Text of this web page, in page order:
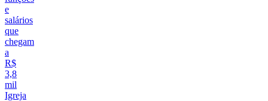
e
salários
que
chegam
a
R$
3,8
mil
Igreja